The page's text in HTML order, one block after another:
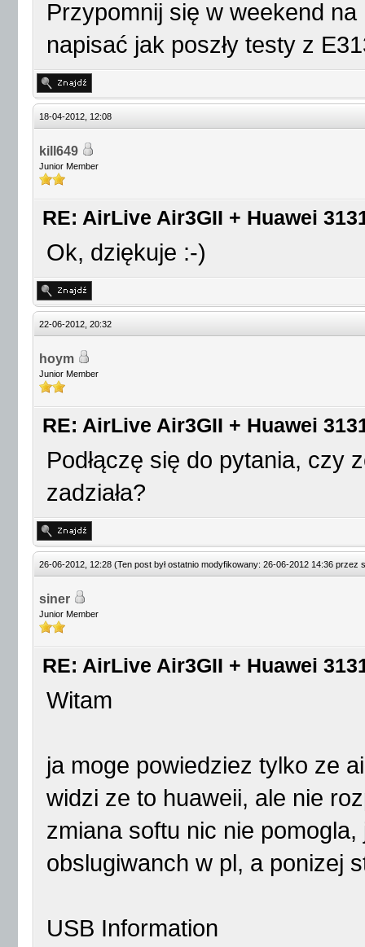
Przypomnij się w weekend
napisać jak poszły testy z
18-04-2012, 12:08
kill649
Junior Member
RE: AirLive Air3GII + Huawei
Ok, dziękuje :-)
22-06-2012, 20:32
hoym
Junior Member
RE: AirLive Air3GII + Huawei
Podłączę się do pytania, czy
zadziała?
26-06-2012, 12:28 (Ten post był ostatnio modyfikowany: 26-06-2012 14:36 przez
siner
Junior Member
RE: AirLive Air3GII + Huawei
Witam
ja moge powiedziez tylko ze
widzi ze to huaweii, ale nie
zmiana softu nic nie
obslugiwanch w pl, a ponizej
USB Information